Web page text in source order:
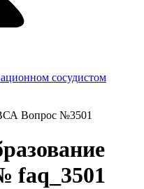
сосудистом
Вопрос №3501